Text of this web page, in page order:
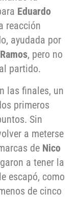
Eduardo
reacción
ayudada por
, pero no
partido.
las finales, un
primeros
Sin
a meterse
de Nico
a tener la
escapó, como
de cinco